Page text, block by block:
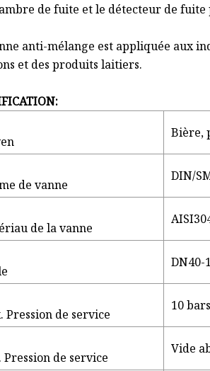
de fuite et le détecteur de
anti-mélange est appliquée aux
et des produits laitiers.
Bière,
de vanne
DIN/
de la vanne
DN40-
Pression de service
10 bars
Pression de service
Vide